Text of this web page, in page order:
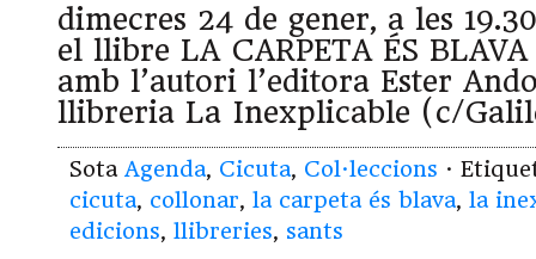
dimecres 24 de gener, a les
el llibre LA CARPETA ÉS
amb l’autori l’editora Ester
llibreria La Inexplicable (c/
Sota Agenda, Cicuta, Col·leccions ·
cicuta, collonar, la carpeta és blava, la
edicions, llibreries, sants